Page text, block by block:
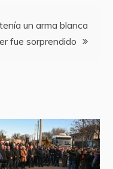
un arma blanca
fue sorprendido